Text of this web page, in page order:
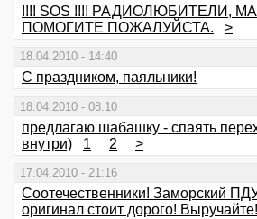
!!!! SOS !!!! РАДИОЛЮБИТЕЛИ,
ПОМОГИТЕ ПОЖАЛУЙСТА.
>
18.04.2010 - 14:40
С праздником, паяльники!
18.04.2010 - 08:10
предлагаю шабашку - спаять
внутри)
1 2 >
17.04.2010 - 21:16
Соотечественники! Заморский
оригинал стоит дорого! Выручайте!